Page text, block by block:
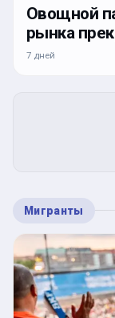
Овощной
рынка
7 дней
Мигранты